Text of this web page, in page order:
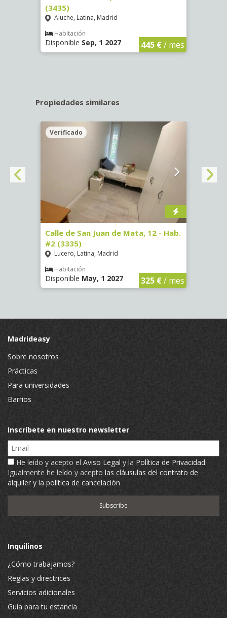
(3435)
Aluche, Latina, Madrid
Habitación
Disponible Sep, 1 2027 445 €/ mes
Propiedades similares
Verificado
Calle de San Juan de Mata, 12 - Hab.
#2 (3335)
Lucero, Latina, Madrid
Habitación
Disponible May, 1 2027 325 €/ mes
Madrideasy
Sobre nosotros
Prácticas
Para universidades
Barrios
Inscríbete en nuestro newsletter
Email
He leído y acepto el Aviso Legal y la Política de Privacidad.
Igualmente he leído y acepto las cláusulas del contrato de
alquiler y la política de cancelación
Inquilinos
¿Cómo trabajamos?
Reglas y directrices
Servicios adicionales
Guía para tu estancia